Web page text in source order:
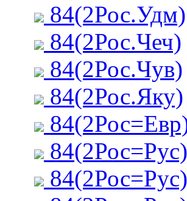
84(2Рос.Удм)
84(2Рос.Чеч)
84(2Рос.Чув)
84(2Рос.Яку)